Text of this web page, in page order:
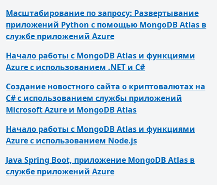
Масштабирование по запросу: Развертывание
приложений Python с помощью MongoDB Atlas в
службе приложений Azure
Начало работы с MongoDB Atlas и функциями
Azure с использованием .NET и C#
Создание новостного сайта о криптовалютах на
C# с использованием службы приложений
Microsoft Azure и MongoDB Atlas
Начало работы с MongoDB Atlas и функциями
Azure с использованием Node.js
Java Spring Boot, приложение MongoDB Atlas в
службе приложений Azure